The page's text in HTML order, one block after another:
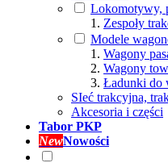
Lokomotywy,
Zespoły
Modele
Wagony
Wagony
Ładunki do
SIeć trakcyjna,
Akcesoria i części
Tabor PKP
NewNowości